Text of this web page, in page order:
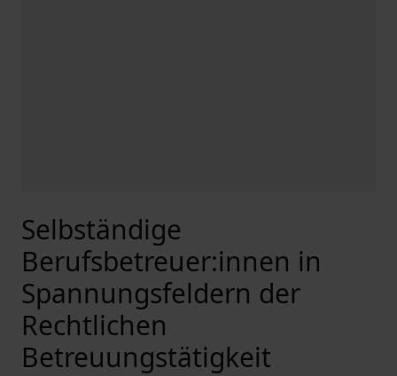
Selbständige
Berufsbetreuer:innen in
Spannungsfeldern der
Rechtlichen
Betreuungstätigkeit